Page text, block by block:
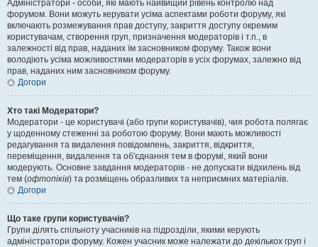
Адміністратори - особи, які мають найвищий рівень контролю над
форумом. Вони можуть керувати усіма аспектами роботи форуму, які
включають розмежування прав доступу, закриття доступу окремим
користувачам, створення груп, призначення модераторів і т.п., в
залежності від прав, наданих їм засновником форуму. Також вони
володіють усіма можливостями модераторів в усіх форумах, залежно від
прав, наданих ним засновником форуму.
Догори
Хто такі Модератори?
Модератори - це користувачі (або групи користувачів), чия робота полягає
у щоденному стеженні за роботою форуму. Вони мають можливості
редагування та видалення повідомлень, закриття, відкриття,
переміщення, видалення та об'єднання тем в форумі, який вони
модерують. Основне завдання модераторів - не допускати відхилень від
тем (офтопіків) та розміщень образливих та неприємних матеріалів.
Догори
Що таке групи користувачів?
Групи ділять спільноту учасників на підрозділи, якими керують
адміністратори форуму. Кожен учасник може належати до декількох груп і